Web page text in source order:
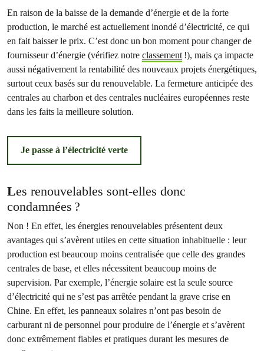
En raison de la baisse de la demande d’énergie et de la forte
production, le marché est actuellement inondé d’électricité, ce qui
en fait baisser le prix. C’est donc un bon moment pour changer de
fournisseur d’énergie (vérifiez notre classement!), mais ça impacte
aussi négativement la rentabilité des nouveaux projets énergétiques,
surtout ceux basés sur du renouvelable. La fermeture anticipée des
centrales au charbon et des centrales nucléaires européennes reste
dans les faits la meilleure solution.
Je passe à l’électricité verte
Les renouvelables sont-elles donc
condamnées ?
Non ! En effet, les énergies renouvelables présentent deux
avantages qui s’avèrent utiles en cette situation inhabituelle : leur
production est beaucoup moins centralisée que celle des grandes
centrales de base, et elles nécessitent beaucoup moins de
supervision. Par exemple, l’énergie solaire est la seule source
d’électricité qui ne s’est pas arrêtée pendant la grave crise en
Chine. En effet, les panneaux solaires n’ont pas besoin de
carburant ni de personnel pour produire de l’énergie et s’avèrent
donc extrêmement fiables et pratiques durant les mesures de